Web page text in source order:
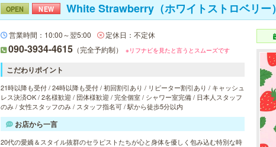
OPEN NEW White Strawberry（ホワイトストロベリー）
営業時間：10:00～翌5:00 定休日：不定休
090-3934-4615 （完全予約制） ※リフナビを見たと言うとスムーズです
こだわりポイント
21時以降も受付 / 24時以降も受付 / 初回割引あり / リピーター割引あり / キャッシュ
レス決済OK / 2名様歓迎 / 団体様歓迎 / 完全個室 / シャワー室完備 / 日本人スタッフ
のみ / 女性スタッフのみ / スタッフ指名可 / 駅から徒歩5分以内
お店から一言
20代の愛嬌＆スタイル抜群のセラピストたちが心と身体を優しく包み込む特別な時